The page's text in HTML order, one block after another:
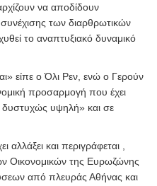
να αποδίδουν
των διαρθρωτικών
το αναπτυξιακό δυναμικό
είπε ο Όλι Ρεν, ενώ ο Γερούν
προσαρμογή που έχει
δυστυχώς υψηλή» και σε
και περιγράφεται ,
Οικονομικών της Ευρωζώνης
από πλευράς Αθήνας και